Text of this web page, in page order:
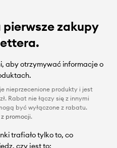
zakupy
aby otrzymywać informacje o
nieprzecenione produkty i jest
Rabat nie łączy się z innymi
być wyłączone z rabatu.
promocji.
trafiało tylko to, co
czy jest to: